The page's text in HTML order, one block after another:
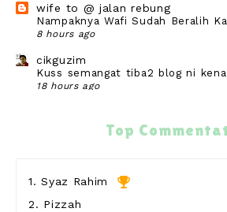
wife to @ jalan rebung
Nampaknya Wafi Sudah Beralih
8 hours ago
cikguzim
Kuss semangat tiba2 blog ni
18 hours ago
Jumpa doktor gigi
Top
1.Syaz Rahim
2. Pizzah